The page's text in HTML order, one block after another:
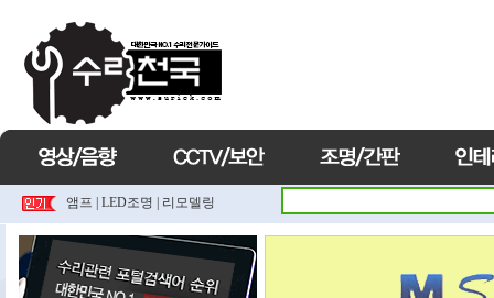
앰프 LED조명 리모델링